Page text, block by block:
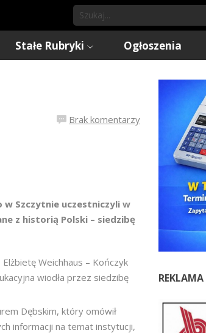
Stałe Rubryki Ogłoszenia
Brak komentarzy
w Szczytnie uczestniczyli w
z historią Polski – siedzibę
Weichhaus – Kończyk
wiodła przez siedzibę
Dębskim, który omówił
informacji na temat instytucji,
REKLAMA